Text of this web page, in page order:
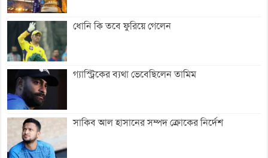
ধোনি কি তবে ফুরিয়ে গেলেন
গ্যাস্ট্রিকের ব্যথা ভেবেছিলেন তামিম
সাকিব আল হাসানের সম্পদ ক্রোকের নির্দেশ